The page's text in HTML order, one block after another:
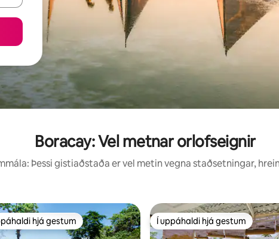
Boracay: Vel metnar orlofseignir
Þessi gistiaðstaða er vel metin vegna staðsetningar,
uppáhaldi hjá gestum
hjá gestum Í uppáhaldi hjá gestum
Í uppáhaldi hjá gestum